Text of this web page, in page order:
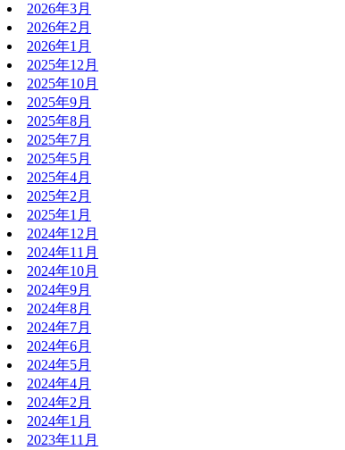
2026年3月
2026年2月
2026年1月
2025年12月
2025年10月
2025年9月
2025年8月
2025年7月
2025年5月
2025年4月
2025年2月
2025年1月
2024年12月
2024年11月
2024年10月
2024年9月
2024年8月
2024年7月
2024年6月
2024年5月
2024年4月
2024年2月
2024年1月
2023年11月